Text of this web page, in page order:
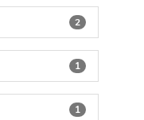
2
1
1